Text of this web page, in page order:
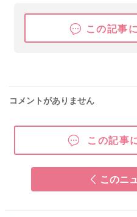
この記事
コメントがありません
この記事
このニ